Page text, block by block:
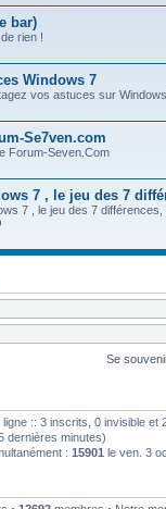
bar)
rien !
Windows 7
vos astuces sur
Se7ven.com
Forum-Seven.Com
7 , le jeu des 7
7 , le jeu des 7
Se
:: 3 inscrits, 0 invisible et
dernières minutes)
: 15901 le ven. 3